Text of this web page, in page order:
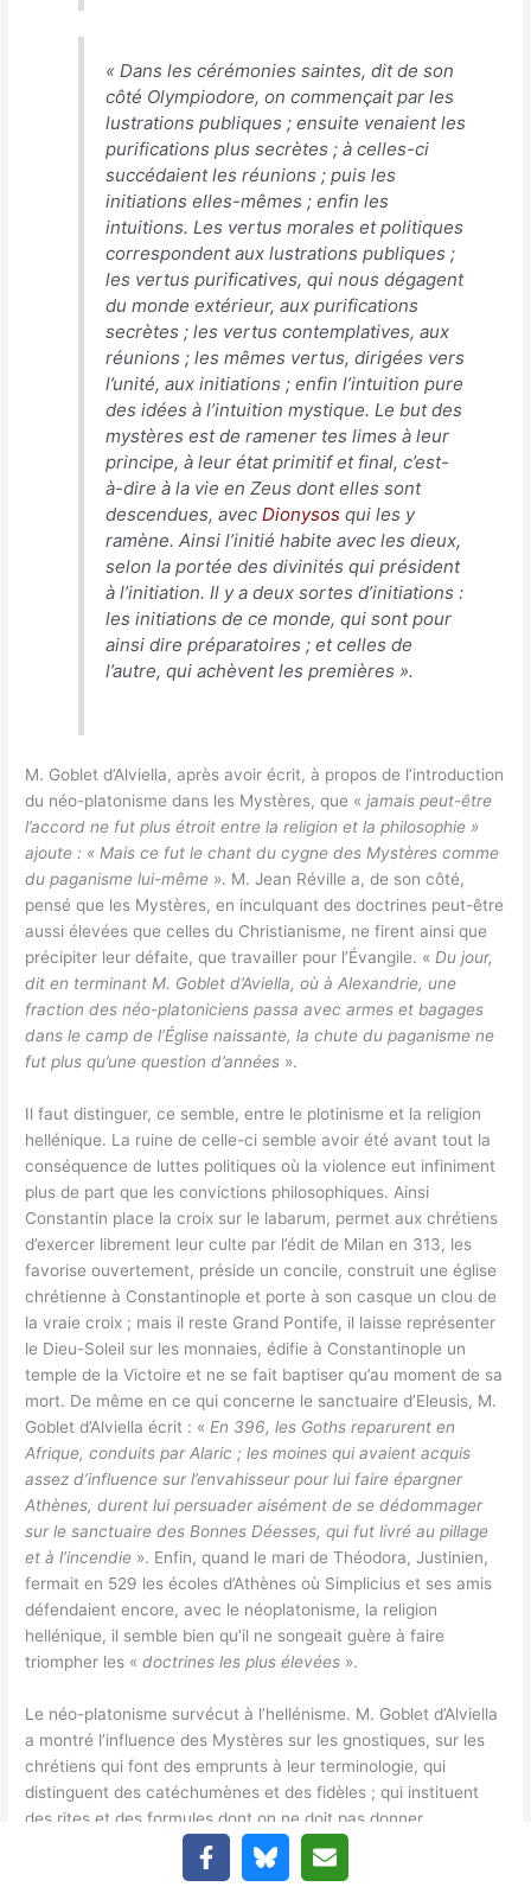
«Dans les cérémonies saintes, dit de son
côté Olympiodore, on commençait par les
lustrations publiques ; ensuite venaient les
purifications plus secrètes ; à celles-ci
succédaient les réunions ; puis les
initiations elles-mêmes ; enfin les
intuitions. Les vertus morales et politiques
correspondent aux lustrations publiques ;
les vertus purificatives, qui nous dégagent
du monde extérieur, aux purifications
secrètes ; les vertus contemplatives, aux
réunions ; les mêmes vertus, dirigées vers
l’unité, aux initiations ; enfin l’intuition pure
des idées à l’intuition mystique. Le but des
mystères est de ramener tes limes à leur
principe, à leur état primitif et final, c’est-
à-dire à la vie en Zeus dont elles sont
descendues, avecDionysos qui les y
ramène. Ainsi l’initié habite avec les dieux,
selon la portée des divinités qui président
à l’initiation. Il y a deux sortes d’initiations :
les initiations de ce monde, qui sont pour
ainsi dire préparatoires ; et celles de
l’autre, qui achèvent les premières».
M. Goblet d’Alviella, après avoir écrit, à propos de l’introduction
du néo-platonisme dans les Mystères, que « jamais peut-être
l’accord ne fut plus étroit entre la religion et la philosophie »
ajoute : « Mais ce fut le chant du cygne des Mystères comme
du paganisme lui-même ». M. Jean Réville a, de son côté,
pensé que les Mystères, en inculquant des doctrines peut-être
aussi élevées que celles du Christianisme, ne firent ainsi que
précipiter leur défaite, que travailler pour l’Évangile. « Du jour,
dit en terminant M. Goblet d’Aviella, où à Alexandrie, une
fraction des néo-platoniciens passa avec armes et bagages
dans le camp de l’Église naissante, la chute du paganisme ne
fut plus qu’une question d’années ».
Il faut distinguer, ce semble, entre le plotinisme et la religion
hellénique. La ruine de celle-ci semble avoir été avant tout la
conséquence de luttes politiques où la violence eut infiniment
plus de part que les convictions philosophiques. Ainsi
Constantin place la croix sur le labarum, permet aux chrétiens
d’exercer librement leur culte par l’édit de Milan en 313, les
favorise ouvertement, préside un concile, construit une église
chrétienne à Constantinople et porte à son casque un clou de
la vraie croix ; mais il reste Grand Pontife, il laisse représenter
le Dieu-Soleil sur les monnaies, édifie à Constantinople un
temple de la Victoire et ne se fait baptiser qu’au moment de sa
mort. De même en ce qui concerne le sanctuaire d’Eleusis, M.
Goblet d’Alviella écrit : « En 396, les Goths reparurent en
Afrique, conduits par Alaric ; les moines qui avaient acquis
assez d’influence sur l’envahisseur pour lui faire épargner
Athènes, durent lui persuader aisément de se dédommager
sur le sanctuaire des Bonnes Déesses, qui fut livré au pillage
et à l’incendie ». Enfin, quand le mari de Théodora, Justinien,
fermait en 529 les écoles d’Athènes où Simplicius et ses amis
défendaient encore, avec le néoplatonisme, la religion
hellénique, il semble bien qu’il ne songeait guère à faire
triompher les « doctrines les plus élevées ».
Le néo-platonisme survécut à l’hellénisme. M. Goblet d’Alviella
a montré l’influence des Mystères sur les gnostiques, sur les
chrétiens qui font des emprunts à leur terminologie, qui
distinguent des catéchumènes et des fidèles ; qui instituent
des rites et des formules dont on ne doit pas donner
connaissance aux non-initiés ; qui ont des degrés d’initiation et
qui utilisent, dans toutes les communautés fondées en terre